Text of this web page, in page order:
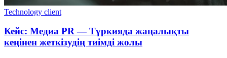
Technology client
Кейс: Медиа PR — Түркияда жаңалықты
кеңінен жеткізудің тиімді жолы